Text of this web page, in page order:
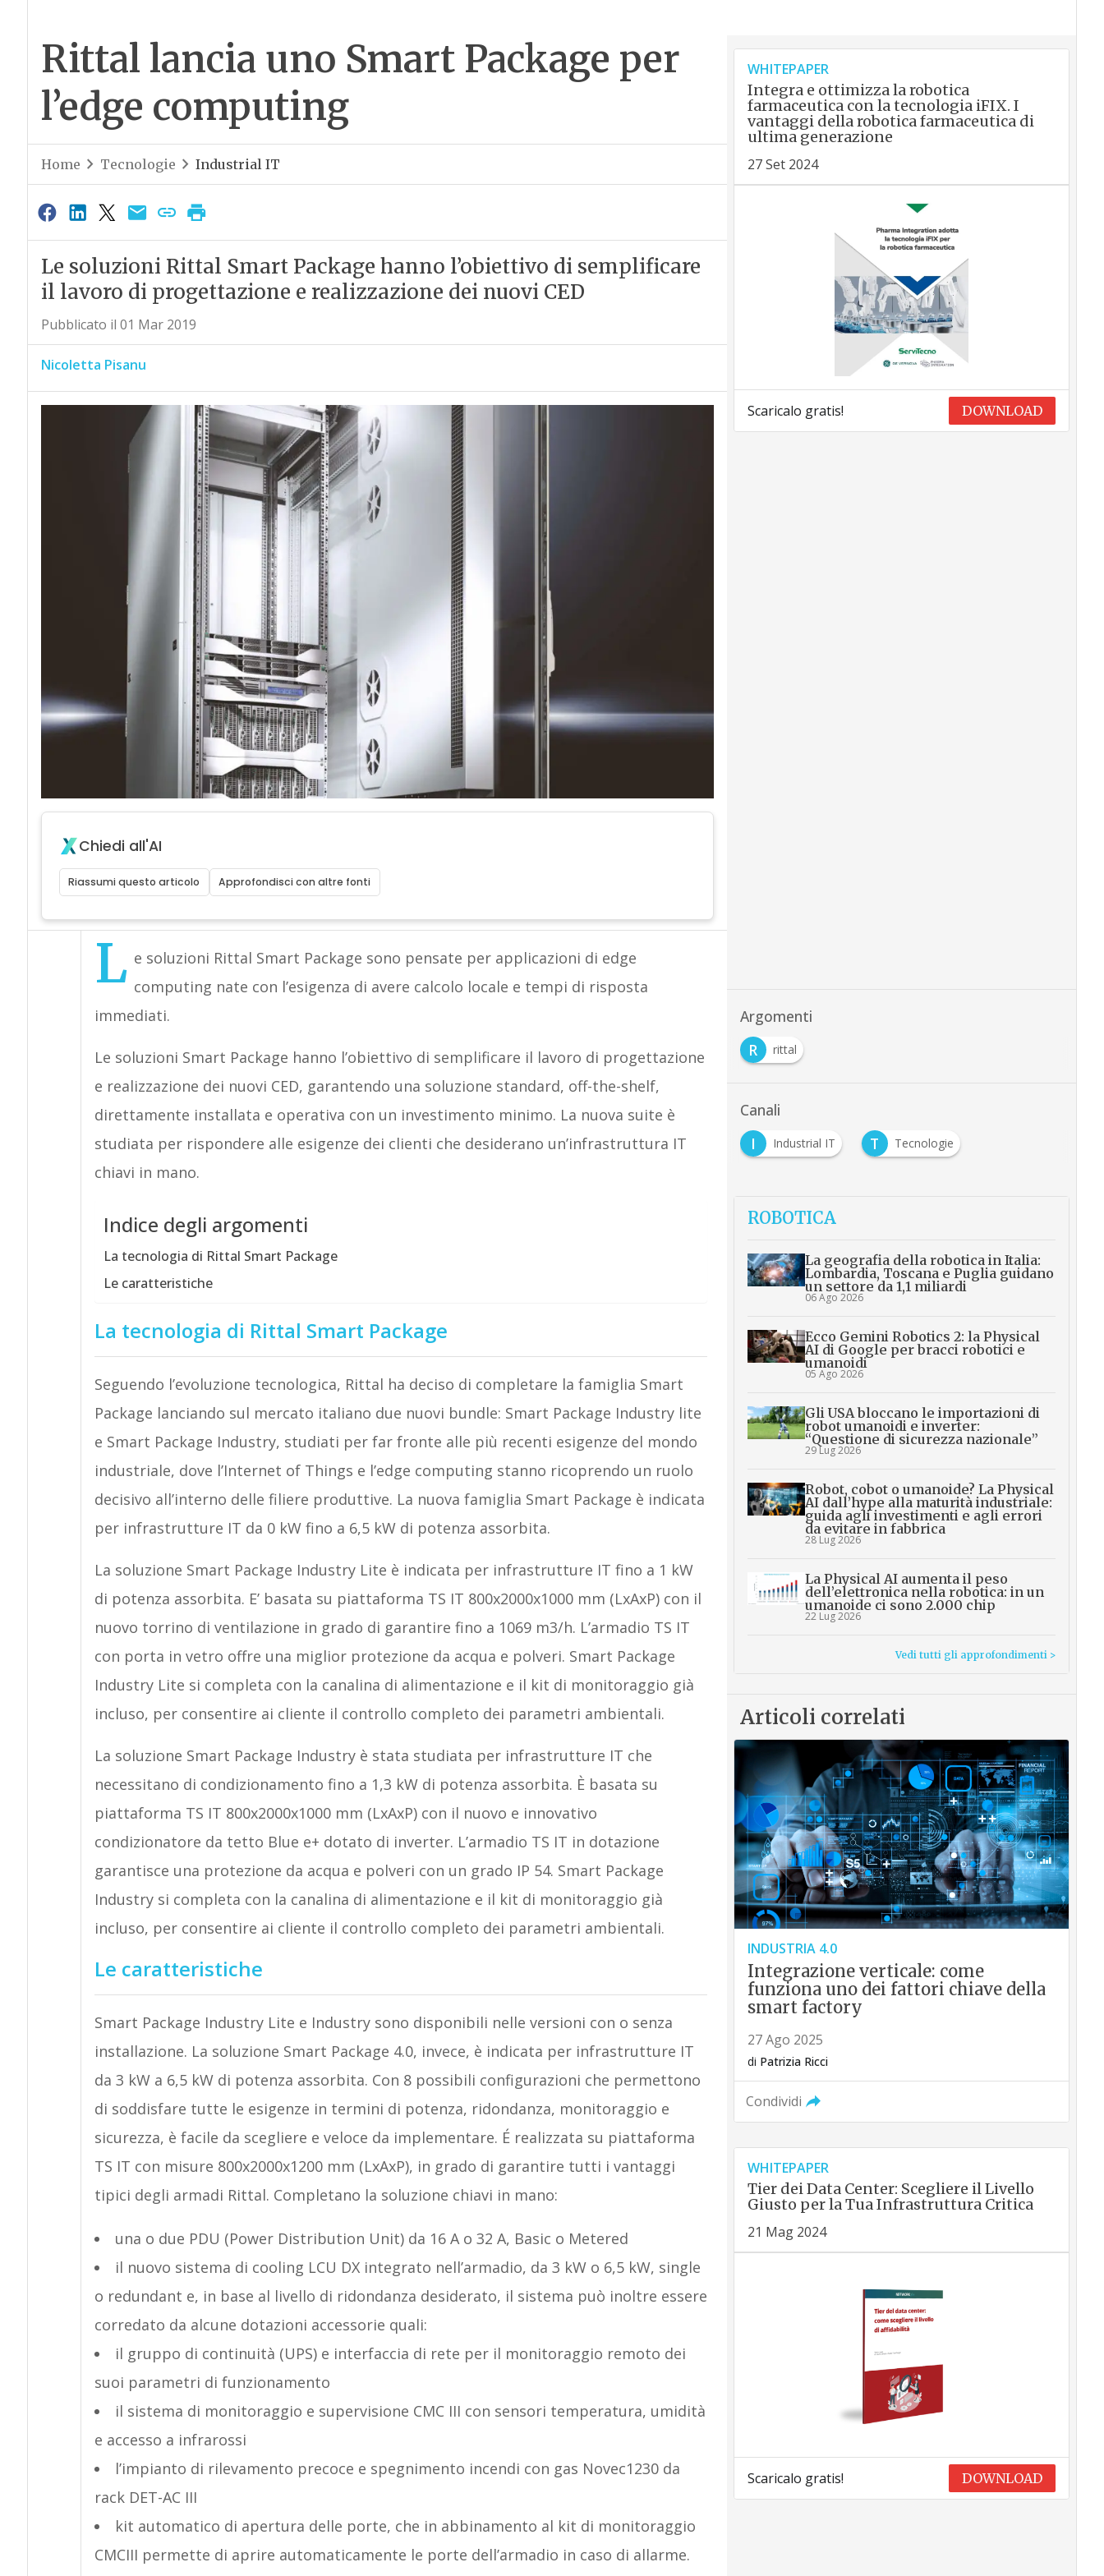
Rittal lancia uno Smart Package per
l’edge computing
Home Tecnologie Industrial IT
Le soluzioni Rittal Smart Package hanno l’obiettivo di semplificare
il lavoro di progettazione e realizzazione dei nuovi CED
Pubblicato il 01 Mar 2019
Nicoletta Pisanu
Chiedi all'AI
Riassumi questo articolo Approfondisci con altre fonti
L e soluzioni Rittal Smart Package sono pensate per applicazioni di edge
computing nate con l’esigenza di avere calcolo locale e tempi di risposta
immediati.
Le soluzioni Smart Package hanno l’obiettivo di semplificare il lavoro di progettazione
e realizzazione dei nuovi CED, garantendo una soluzione standard, off-the-shelf,
direttamente installata e operativa con un investimento minimo. La nuova suite è
studiata per rispondere alle esigenze dei clienti che desiderano un’infrastruttura IT
chiavi in mano.
Indice degli argomenti
La tecnologia di Rittal Smart Package
Le caratteristiche
La tecnologia di Rittal Smart Package
Seguendo l’evoluzione tecnologica, Rittal ha deciso di completare la famiglia Smart
Package lanciando sul mercato italiano due nuovi bundle: Smart Package Industry lite
e Smart Package Industry, studiati per far fronte alle più recenti esigenze del mondo
industriale, dove l’Internet of Things e l’edge computing stanno ricoprendo un ruolo
decisivo all’interno delle filiere produttive. La nuova famiglia Smart Package è indicata
per infrastrutture IT da 0 kW fino a 6,5 kW di potenza assorbita.
La soluzione Smart Package Industry Lite è indicata per infrastrutture IT fino a 1 kW
di potenza assorbita. E’ basata su piattaforma TS IT 800x2000x1000 mm (LxAxP) con il
nuovo torrino di ventilazione in grado di garantire fino a 1069 m3/h. L’armadio TS IT
con porta in vetro offre una miglior protezione da acqua e polveri. Smart Package
Industry Lite si completa con la canalina di alimentazione e il kit di monitoraggio già
incluso, per consentire ai cliente il controllo completo dei parametri ambientali.
La soluzione Smart Package Industry è stata studiata per infrastrutture IT che
necessitano di condizionamento fino a 1,3 kW di potenza assorbita. È basata su
piattaforma TS IT 800x2000x1000 mm (LxAxP) con il nuovo e innovativo
condizionatore da tetto Blue e+ dotato di inverter. L’armadio TS IT in dotazione
garantisce una protezione da acqua e polveri con un grado IP 54. Smart Package
Industry si completa con la canalina di alimentazione e il kit di monitoraggio già
incluso, per consentire ai cliente il controllo completo dei parametri ambientali.
Le caratteristiche
Smart Package Industry Lite e Industry sono disponibili nelle versioni con o senza
installazione. La soluzione Smart Package 4.0, invece, è indicata per infrastrutture IT
da 3 kW a 6,5 kW di potenza assorbita. Con 8 possibili configurazioni che permettono
di soddisfare tutte le esigenze in termini di potenza, ridondanza, monitoraggio e
sicurezza, è facile da scegliere e veloce da implementare. É realizzata su piattaforma
TS IT con misure 800x2000x1200 mm (LxAxP), in grado di garantire tutti i vantaggi
tipici degli armadi Rittal. Completano la soluzione chiavi in mano:
una o due PDU (Power Distribution Unit) da 16 A o 32 A, Basic o Metered
il nuovo sistema di cooling LCU DX integrato nell’armadio, da 3 kW o 6,5 kW, single
o redundant e, in base al livello di ridondanza desiderato, il sistema può inoltre essere
corredato da alcune dotazioni accessorie quali:
il gruppo di continuità (UPS) e interfaccia di rete per il monitoraggio remoto dei
suoi parametri di funzionamento
il sistema di monitoraggio e supervisione CMC III con sensori temperatura, umidità
e accesso a infrarossi
l’impianto di rilevamento precoce e spegnimento incendi con gas Novec1230 da
rack DET-AC III
kit automatico di apertura delle porte, che in abbinamento al kit di monitoraggio
CMCIII permette di aprire automaticamente le porte dell’armadio in caso di allarme.
WHITEPAPER
Integra e ottimizza la robotica
farmaceutica con la tecnologia iFIX. I
vantaggi della robotica farmaceutica di
ultima generazione
27 Set 2024
Scaricalo gratis! DOWNLOAD
Argomenti
R
rittal
Canali
I
Industrial IT T Tecnologie
ROBOTICA
La geografia della robotica in Italia:
Lombardia, Toscana e Puglia guidano
un settore da 1,1 miliardi
06 Ago 2026
Ecco Gemini Robotics 2: la Physical
AI di Google per bracci robotici e
umanoidi
05 Ago 2026
Gli USA bloccano le importazioni di
robot umanoidi e inverter:
“Questione di sicurezza nazionale”
29 Lug 2026
Robot, cobot o umanoide? La Physical
AI dall’hype alla maturità industriale:
guida agli investimenti e agli errori
da evitare in fabbrica
28 Lug 2026
La Physical AI aumenta il peso
dell’elettronica nella robotica: in un
umanoide ci sono 2.000 chip
22 Lug 2026
Vedi tutti gli approfondimenti >
Articoli correlati
INDUSTRIA 4.0
Integrazione verticale: come
funziona uno dei fattori chiave della
smart factory
27 Ago 2025
di Patrizia Ricci
Condividi
WHITEPAPER
Tier dei Data Center: Scegliere il Livello
Giusto per la Tua Infrastruttura Critica
21 Mag 2024
Scaricalo gratis! DOWNLOAD